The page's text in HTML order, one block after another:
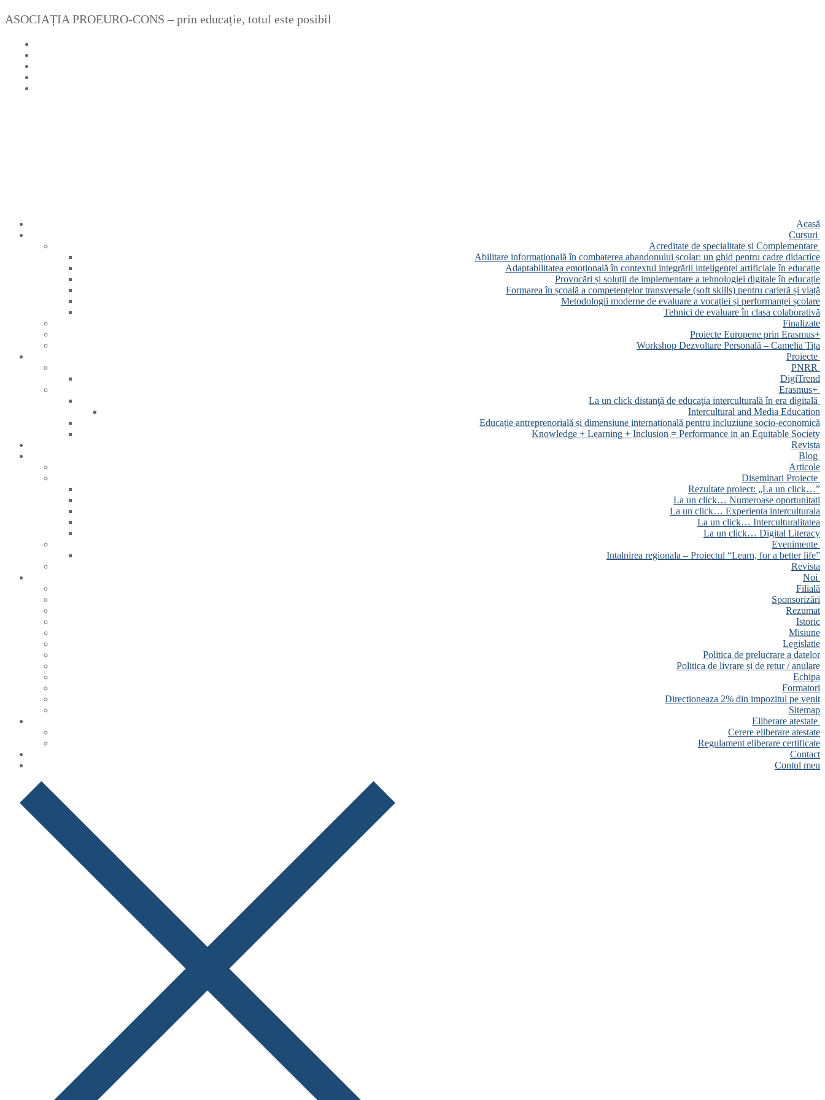
Sari
Meniu
Închide
ASOCIAȚIA PROEURO-CONS – prin educație, totul este posibil
Acasă
Cursuri
Acreditate de specialitate și Complementare
Abilitare informațională în combaterea abandonului școlar: un ghid pentru cadre didactice
Adaptabilitatea emoțională în contextul integrării inteligenței artificiale în educație
Provocări și soluții de implementare a tehnologiei digitale în educație
Formarea în școală a competențelor transversale (soft skills) pentru carieră și viață
Metodologii moderne de evaluare a vocației și performanței școlare
Tehnici de evaluare în clasa colaborativă
Finalizate
Proiecte Europene prin Erasmus+
Workshop Dezvoltare Personală – Camelia Tița
Proiecte
PNRR
DigiTrend
Erasmus+
La un click distanţă de educaţia interculturală în era digitală
Intercultural and Media Education
Educație antreprenorială și dimensiune internațională pentru incluziune socio-economică
Knowledge + Learning + Inclusion = Performance in an Equitable Society
Revista
Blog
Articole
Diseminari Proiecte
Rezultate proiect: „La un click…”
La un click… Numeroase oportunitati
La un click… Experienta interculturala
La un click… Interculturalitatea
La un click… Digital Literacy
Evenimente
Intalnirea regionala – Proiectul “Learn, for a better life”
Revista
Noi
Filială
Sponsorizări
Rezumat
Istoric
Misiune
Legislatie
Politica de prelucrare a datelor
Politica de livrare și de retur / anulare
Echipa
Formatori
Directioneaza 2% din impozitul pe venit
Sitemap
Eliberare atestate
Cerere eliberare atestate
Regulament eliberare certificate
Contact
Contul meu